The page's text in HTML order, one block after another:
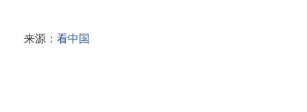
来源： 看中国